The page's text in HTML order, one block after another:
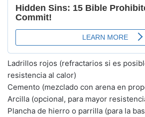
Ladrillos rojos (refractarios si es
resistencia al calor)
Cemento (mezclado con arena en
Arcilla (opcional, para mayor
Plancha de hierro o parrilla (para la